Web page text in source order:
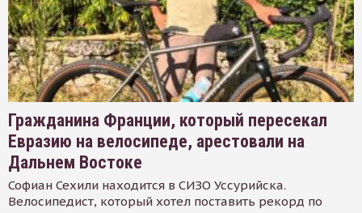
Гражданина Франции, который пересекал
Евразию на велосипеде, арестовали на
Дальнем Востоке
Софиан Сехили находится в СИЗО Уссурийска.
Велосипедист, который хотел поставить рекорд по